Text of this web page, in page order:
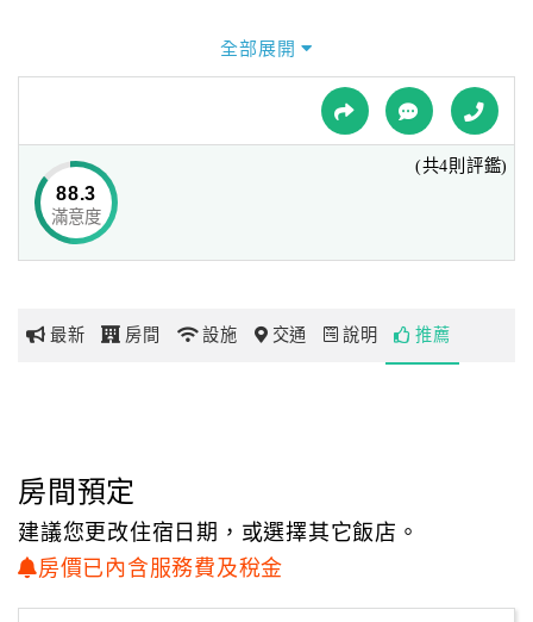
球
網
玩
地
圖
顧
「集集水園休閒民宿」民宿立於田野間，擁有空曠寬敞的絕
佳視野，周邊無遮蔽物掩蔽，
集集大山及鹿谷的群山舉目可見，巍巍大山搭配蔚藍的天空
及綠蔭田野交織成一幅美景，令人心曠神怡。
「集集水園休閒民宿」供有二人及四人家庭房型。
明亮舒適的住屋空間，搭配簡潔現代的室內佈置，使得房內
呈現親切的居家氛圍，更顯協調溫馨。
早餐還可享受園內所栽植的有機水果，感受最純淨、新鮮、
全部展開
88.3
滿意度
(共4則評鑑)
最新 房間 設施 交通 說明 推薦
房間預定
建議您更改住宿日期，或選擇其它飯店。
房價已內含服務費及稅金